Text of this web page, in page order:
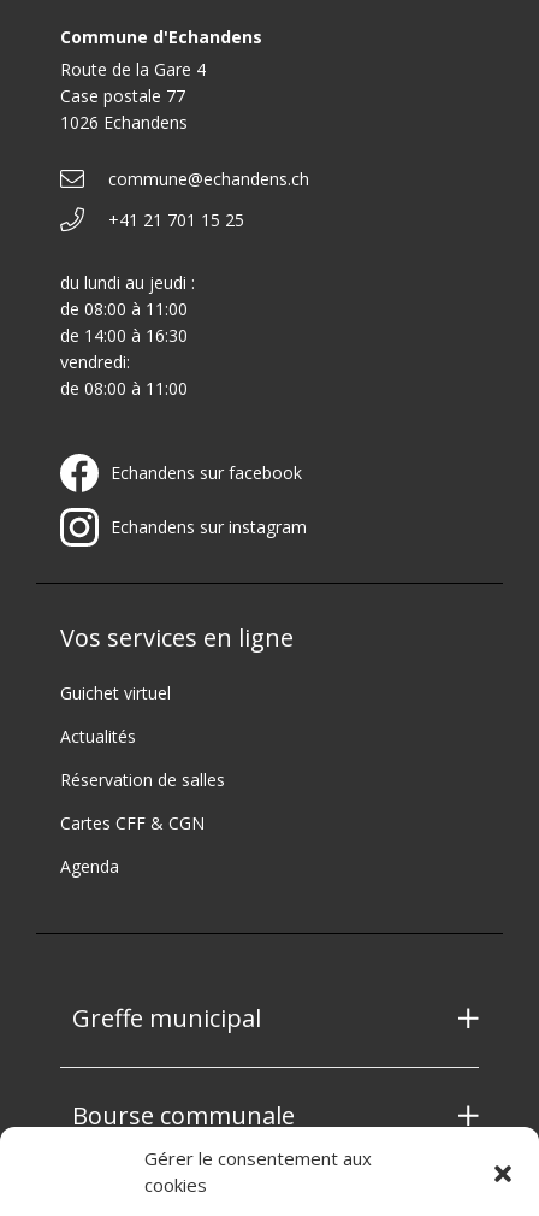
Gérer le consentement aux
cookies
Commune d'Echandens
Route de la Gare 4
Case postale 77
1026 Echandens
commune@echandens.ch
+41 21 701 15 25
du lundi au jeudi :
de 08:00 à 11:00
de 14:00 à 16:30
vendredi:
de 08:00 à 11:00
Echandens sur facebook
Echandens sur instagram
Vos services en ligne
Guichet virtuel
Actualités
Réservation de salles
Cartes CFF & CGN
Agenda
Greffe municipal
Bourse communale